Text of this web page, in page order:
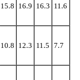
15.8 16.9 16.3 11.6
10.8 12.3 11.5 7.7